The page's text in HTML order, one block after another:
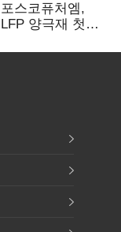
포스코퓨처엠,
LFP 양극재 첫
ESS 시장 공략